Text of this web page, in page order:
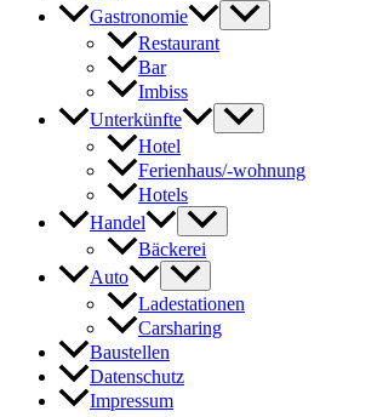
Gastronomie
Restaurant
Bar
Imbiss
Unterkünfte
Hotel
Ferienhaus/-wohnung
Hotels
Handel
Bäckerei
Auto
Ladestationen
Carsharing
Baustellen
Datenschutz
Impressum